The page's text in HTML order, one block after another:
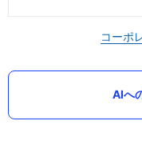
コーポ
AIへ